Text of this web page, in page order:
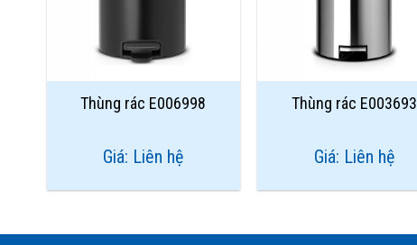
Thùng rác E006998
Giá: Liên hệ
Thùng rác E003693
Giá: Liên hệ